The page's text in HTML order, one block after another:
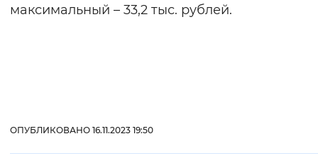
максимальный – 33,2 тыс. рублей.
ОПУБЛИКОВАНО 16.11.2023 19:50